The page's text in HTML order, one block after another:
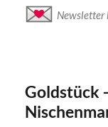
Newsletter
Goldstück